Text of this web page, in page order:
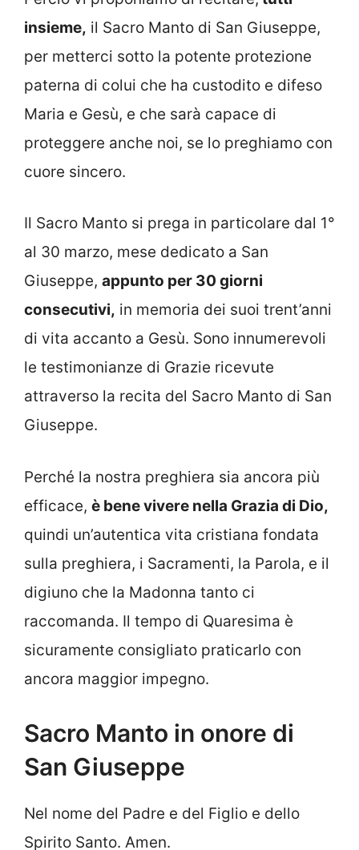
insieme, il Sacro Manto di San Giuseppe,
per metterci sotto la potente protezione
paterna di colui che ha custodito e difeso
Maria e Gesù, e che sarà capace di
proteggere anche noi, se lo preghiamo con
cuore sincero.
Il Sacro Manto si prega in particolare dal 1°
al 30 marzo, mese dedicato a San
Giuseppe, appunto per 30 giorni
consecutivi, in memoria dei suoi trent’anni
di vita accanto a Gesù. Sono innumerevoli
le testimonianze di Grazie ricevute
attraverso la recita del Sacro Manto di San
Giuseppe.
Perché la nostra preghiera sia ancora più
efficace, è bene vivere nella Grazia di Dio,
quindi un’autentica vita cristiana fondata
sulla preghiera, i Sacramenti, la Parola, e il
digiuno che la Madonna tanto ci
raccomanda. Il tempo di Quaresima è
sicuramente consigliato praticarlo con
ancora maggior impegno.
Sacro Manto in onore di
San Giuseppe
Nel nome del Padre e del Figlio e dello
Spirito Santo. Amen.